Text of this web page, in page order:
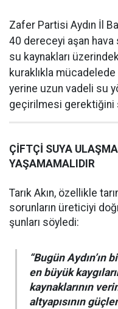
Zafer Partisi Aydın İl
40 dereceyi aşan hava
su kaynakları
kuraklıkla
yerine uzun vadeli su
geçirilmesi gerektiğini
ÇİFTÇİ SUYA
YAŞAMAMALIDIR
Tarık Akın, özellikle
sorunların üreticiyi
şunları söyledi:
“Bugün
en büyük
kaynaklarının
altyapısının